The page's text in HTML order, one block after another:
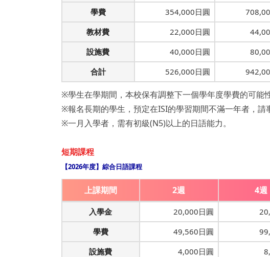
學費
354,000日圓
教材費
22,000日圓
設施費
40,000日圓
合計
526,000日圓
※學生在學期間，本校保有調整下一個學年度學費的可能性
※報名長期的學生，預定在ISI的學習期間不滿一年者，請
※一月入學者，需有初級(N5)以上的日語能力。
短期課程
【2026年度】綜合日語課程
上課期間 2週 4週
入學金 20,000日圓
學費
49,560日圓
設施費
4,000日圓